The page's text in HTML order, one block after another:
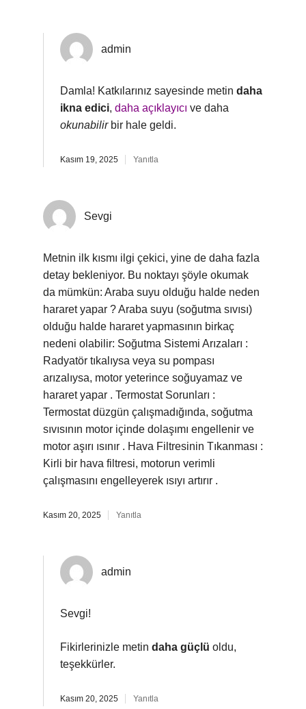
admin
Damla! Katkılarınız sayesinde metin daha
ikna edici, daha açıklayıcı ve daha
okunabilirbir hale geldi.
Kasım 19, 2025 Yanıtla
Sevgi
Metnin ilk kısmı ilgi çekici, yine de daha fazla
detay bekleniyor. Bu noktayı şöyle okumak
da mümkün: Araba suyu olduğu halde neden
hararet yapar ? Araba suyu (soğutma sıvısı)
olduğu halde hararet yapmasının birkaç
nedeni olabilir: Soğutma Sistemi Arızaları :
Radyatör tıkalıysa veya su pompası
arızalıysa, motor yeterince soğuyamaz ve
hararet yapar . Termostat Sorunları :
Termostat düzgün çalışmadığında, soğutma
sıvısının motor içinde dolaşımı engellenir ve
motor aşırı ısınır . Hava Filtresinin Tıkanması :
Kirli bir hava filtresi, motorun verimli
çalışmasını engelleyerek ısıyı artırır .
Kasım 20, 2025 Yanıtla
admin
Sevgi!
Fikirlerinizle metin daha güçlü oldu,
teşekkürler.
Kasım 20, 2025 Yanıtla